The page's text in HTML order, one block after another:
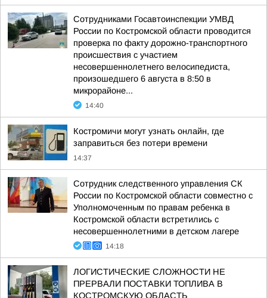
Сотрудниками Госавтоинспекции УМВД
России по Костромской области проводится
проверка по факту дорожно-транспортного
происшествия с участием
несовершеннолетнего велосипедиста,
произошедшего 6 августа в 8:50 в
микрорайоне...
14:40
Костромичи могут узнать онлайн, где
заправиться без потери времени
14:37
Сотрудник следственного управления СК
России по Костромской области совместно с
Уполномоченным по правам ребенка в
Костромской области встретились с
несовершеннолетними в детском лагере
14:18
ЛОГИСТИЧЕСКИЕ СЛОЖНОСТИ НЕ
ПРЕРВАЛИ ПОСТАВКИ ТОПЛИВА В
КОСТРОМСКУЮ ОБЛАСТЬ